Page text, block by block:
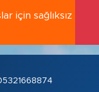
için sağlıksız